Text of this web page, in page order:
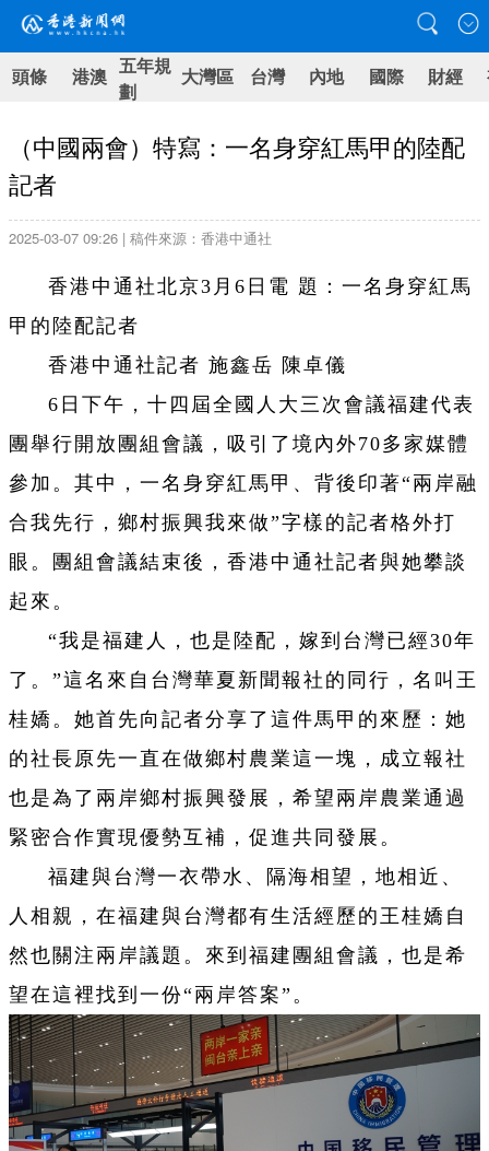
頭條 港澳 五年規
劃
大灣區 台灣 內地 國際 財經
（中國兩會）特寫：一名身穿紅馬甲的陸配
記者
2025-03-07 09:26 | 稿件來源：香港中通社
香港中通社北京3月6日電 題：一名身穿紅馬
甲的陸配記者
香港中通社記者 施鑫岳 陳卓儀
6日下午，十四屆全國人大三次會議福建代表
團舉行開放團組會議，吸引了境內外70多家媒體
參加。其中，一名身穿紅馬甲、背後印著“兩岸融
合我先行，鄉村振興我來做”字樣的記者格外打
眼。團組會議結束後，香港中通社記者與她攀談
起來。
“我是福建人，也是陸配，嫁到台灣已經30年
了。”這名來自台灣華夏新聞報社的同行，名叫王
桂嬌。她首先向記者分享了這件馬甲的來歷：她
的社長原先一直在做鄉村農業這一塊，成立報社
也是為了兩岸鄉村振興發展，希望兩岸農業通過
緊密合作實現優勢互補，促進共同發展。
福建與台灣一衣帶水、隔海相望，地相近、
人相親，在福建與台灣都有生活經歷的王桂嬌自
然也關注兩岸議題。來到福建團組會議，也是希
望在這裡找到一份“兩岸答案”。